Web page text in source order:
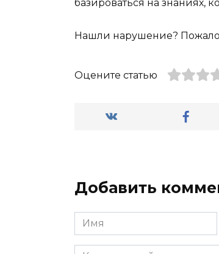
базироваться на знаниях,
Нашли нарушение?
Оцените статью
Добавить
Имя
*
Комментарий